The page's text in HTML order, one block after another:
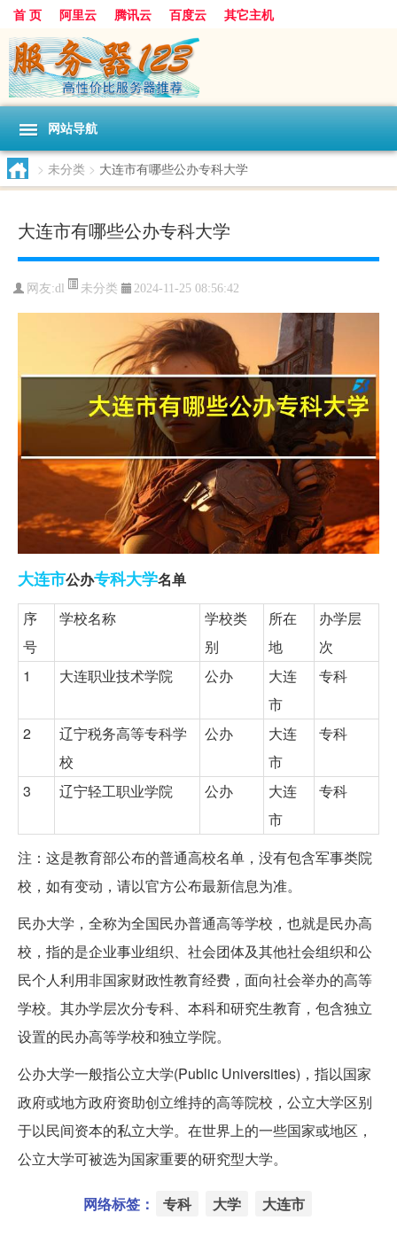
首 页 阿里云 腾讯云 百度云 其它主机
网站导航
> 未分类 > 大连市有哪些公办专科大学
大连市有哪些公办专科大学
网友:dl 未分类 2024-11-25 08:56:42
大连市公办专科大学名单
序
号
学校名称
学校类
别
所在
地
办学层
次
1
大连职业技术学院 公办
大连
市
专科
2
辽宁税务高等专科学
校
公办
大连
市
专科
3 辽宁轻工职业学院 公办
大连
市
专科
注：这是教育部公布的普通高校名单，没有包含军事类院
校，如有变动，请以官方公布最新信息为准。
民办大学，全称为全国民办普通高等学校，也就是民办高
校，指的是企业事业组织、社会团体及其他社会组织和公
民个人利用非国家财政性教育经费，面向社会举办的高等
学校。其办学层次分专科、本科和研究生教育，包含独立
设置的民办高等学校和独立学院。
公办大学一般指公立大学(Public Universities)，指以国家
政府或地方政府资助创立维持的高等院校，公立大学区别
于以民间资本的私立大学。在世界上的一些国家或地区，
公立大学可被选为国家重要的研究型大学。
网络标签： 专科 大学 大连市